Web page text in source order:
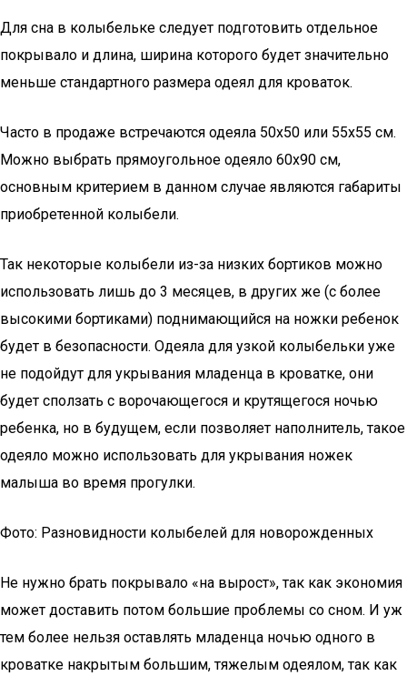
Для сна в колыбельке следует подготовить отдельное
покрывало и длина, ширина которого будет значительно
меньше стандартного размера одеял для кроваток.
Часто в продаже встречаются одеяла 50х50 или 55х55 см.
Можно выбрать прямоугольное одеяло 60х90 см,
основным критерием в данном случае являются габариты
приобретенной колыбели.
Так некоторые колыбели из-за низких бортиков можно
использовать лишь до 3 месяцев, в других же (с более
высокими бортиками) поднимающийся на ножки ребенок
будет в безопасности. Одеяла для узкой колыбельки уже
не подойдут для укрывания младенца в кроватке, они
будет сползать с ворочающегося и крутящегося ночью
ребенка, но в будущем, если позволяет наполнитель, такое
одеяло можно использовать для укрывания ножек
малыша во время прогулки.
Фото: Разновидности колыбелей для новорожденных
Не нужно брать покрывало «на вырост», так как экономия
может доставить потом большие проблемы со сном. И уж
тем более нельзя оставлять младенца ночью одного в
кроватке накрытым большим, тяжелым одеялом, так как